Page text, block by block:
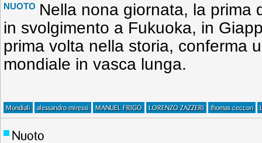
NUOTO Nella nona giornata, la prima
in svolgimento a Fukuoka, in
prima volta nella storia, conferma
mondiale in vasca lunga.
Mondiali alessandro miressi MANUEL FRIGO LORENZO ZAZZERI thomas ceccon
Nuoto